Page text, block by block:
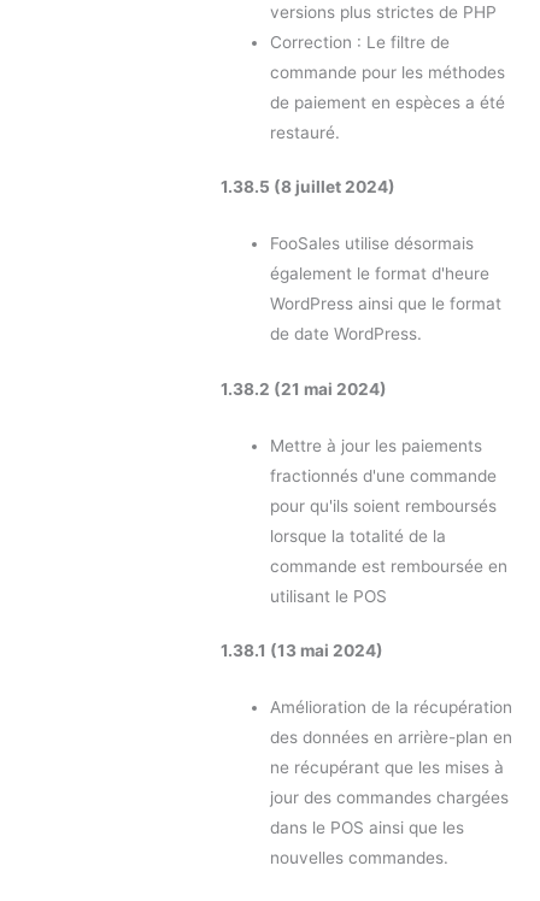
versions plus strictes de PHP
Correction : Le filtre de
commande pour les méthodes
de paiement en espèces a été
restauré.
1.38.5 (8 juillet 2024)
FooSales utilise désormais
également le format d'heure
WordPress ainsi que le format
de date WordPress.
1.38.2 (21 mai 2024)
Mettre à jour les paiements
fractionnés d'une commande
pour qu'ils soient remboursés
lorsque la totalité de la
commande est remboursée en
utilisant le POS
1.38.1 (13 mai 2024)
Amélioration de la récupération
des données en arrière-plan en
ne récupérant que les mises à
jour des commandes chargées
dans le POS ainsi que les
nouvelles commandes.